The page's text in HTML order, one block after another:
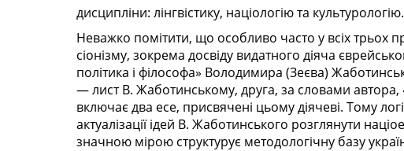
дисципліни: лінгвістику, націологію та культурологію.
Неважко помітити, що особливо часто у всіх трьох
сіонізму, зокрема досвіду видатного діяча
політика і філософа» Володимира (Зеєва)
— лист В. Жаботинському, друга, за словами автора,
включає два есе, присвячені цьому діячеві. Тому
актуалізації ідей В. Жаботинського розглянути
значною мірою структурує методологічну базу